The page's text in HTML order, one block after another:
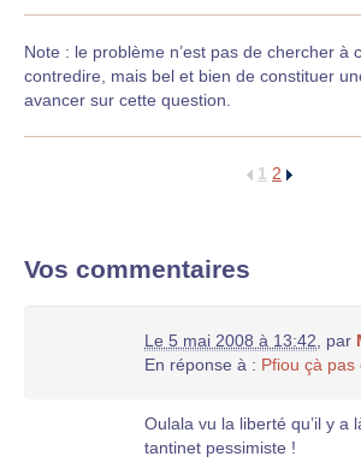
Note : le problème n’est pas de chercher à
contredire, mais bel et bien de constituer
avancer sur cette question.
1 2
Vos commentaires
Le 5 mai 2008 à 13:42 par
En réponse à : Pfiou çà pas
Oulala vu la liberté qu’il y a
tantinet pessimiste !